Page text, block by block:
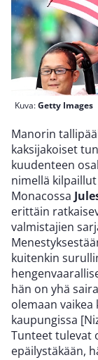
Kuva:Getty Images
Manorin
kaksijakoiset
kuudenteen
nimellä
Monacossa
erittäin
valmistajien
kuitenkin
hän on yhä
olemaan vaikea
kaupungissa
Tunteet tulevat
epäilystäkään,